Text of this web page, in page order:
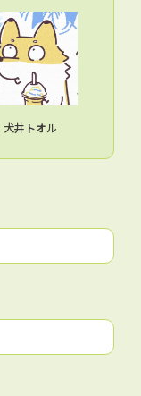
犬井トオル